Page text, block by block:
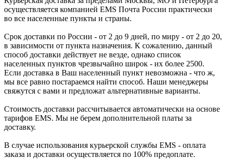
осуществляется компанией ЕМS Почта России практически
во все населенные пункты и страны.
Срок доставки по России - от 2 до 9 дней, по миру - от 2 до 20,
в зависимости от пункта назначения. К сожалению, данный
способ доставки действует не везде, однако список
населенных пунктов чрезвычайно широк - их более 2500.
Если доставка в Ваш населенный пункт невозможна - что ж,
мы все равно постараемся найти способ. Наши менеджеры
свяжутся с вами и предложат альтернативные варианты.
Стоимость доставки рассчитывается автоматически на основе
тарифов ЕМS. Мы не берем дополнительной платы за
доставку.
В случае использования курьерской службы EMS - оплата
заказа и доставки осуществляется по 100% предоплате.